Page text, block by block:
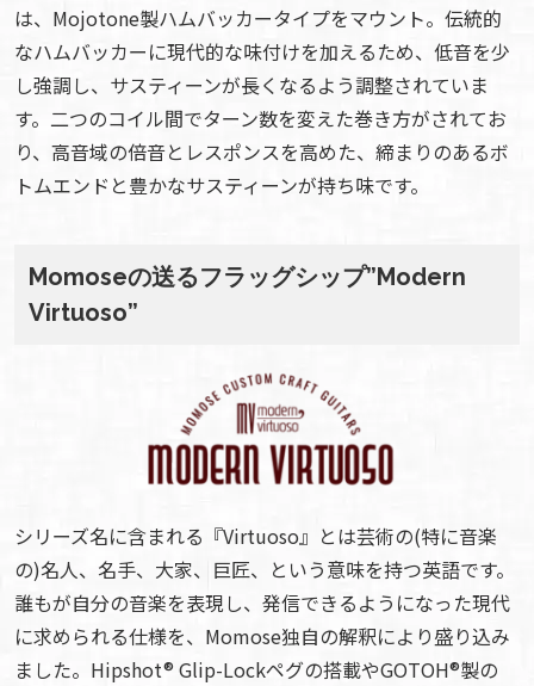
は、Mojotone製ハムバッカータイプをマウント。伝統的
なハムバッカーに現代的な味付けを加えるため、低音を少
し強調し、サスティーンが長くなるよう調整されていま
す。二つのコイル間でターン数を変えた巻き方がされてお
り、高音域の倍音とレスポンスを高めた、締まりのあるボ
トムエンドと豊かなサスティーンが持ち味です。
Momoseの送るフラッグシップ”Modern
Virtuoso”
シリーズ名に含まれる『Virtuoso』とは芸術の(特に音楽
の)名人、名手、大家、巨匠、という意味を持つ英語です。
誰もが自分の音楽を表現し、発信できるようになった現代
に求められる仕様を、Momose独自の解釈により盛り込み
ました。Hipshot® Glip-Lockペグの搭載やGOTOH®製の